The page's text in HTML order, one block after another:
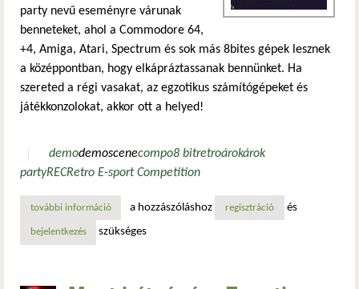
party nevű eseményre várunak
benneteket, ahol a Commodore 64,
+4, Amiga, Atari, Spectrum és sok más 8bites gépek lesznek
a középpontban, hogy elkápráztassanak bennünket. Ha
szereted a régi vasakat, az egzotikus számítógépeket és
játékkonzolokat, akkor ott a helyed!
demodemoscenecompo8 bitretroárokárok
partyRECRetro E-sport Competition
további információretró gépek szavai ajkán tartalommal kapcsolatosan
a hozzászóláshoz regisztráció és
bejelentkezés szükséges